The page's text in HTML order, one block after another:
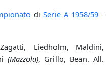
di Serie A 1958/59-
Liedholm, Maldini,
(Mazzola), Grillo, Bean. All.